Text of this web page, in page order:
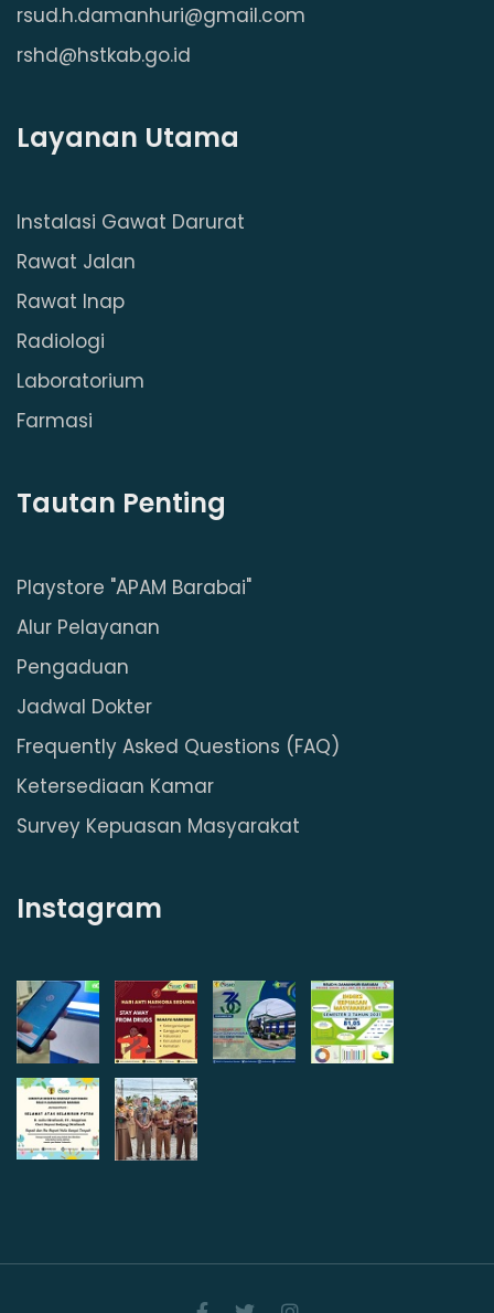
rsud.h.damanhuri@gmail.com
rshd@hstkab.go.id
Layanan Utama
Instalasi Gawat Darurat
Rawat Jalan
Rawat Inap
Radiologi
Laboratorium
Farmasi
Tautan Penting
Playstore "APAM Barabai"
Alur Pelayanan
Pengaduan
Jadwal Dokter
Frequently Asked Questions (FAQ)
Ketersediaan Kamar
Survey Kepuasan Masyarakat
Instagram